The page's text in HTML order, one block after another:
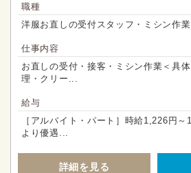
職種
洋服お直しの受付スタッフ・ミシン作
仕事内容
お直しの受付・接客・ミシン作業＜具
理・クリー...
給与
［アルバイト・パート］時給1,226円
より優遇...
詳細を見る